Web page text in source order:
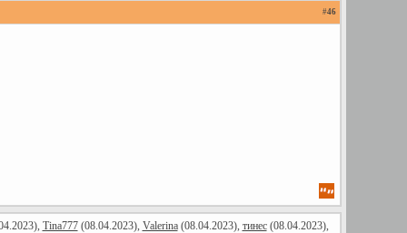
#46
Tina777(08.04.2023), Valerina(08.04.2023), тинес(08.04.2023),